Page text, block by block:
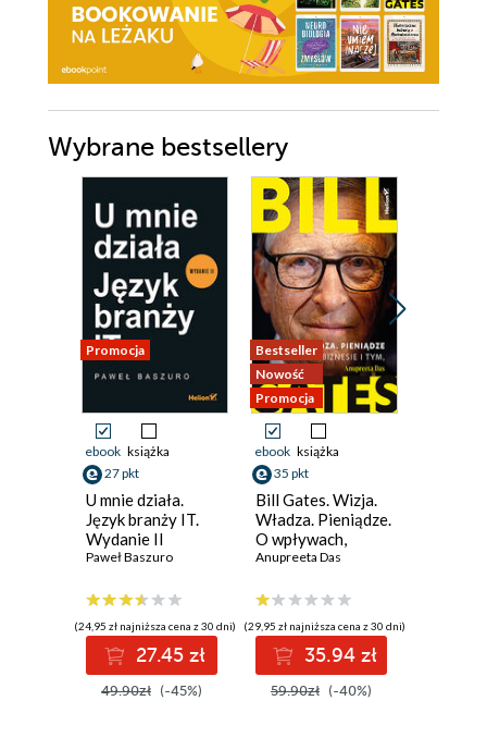
Wybrane bestsellery
Promocja
ebook książka
27 pkt
U mnie działa.
Język branży IT.
Wydanie II
Paweł Baszuro
(24,95 zł najniższa cena z 30 dni)
27.45 zł
49.90zł (-45%)
Bestseller
Nowość
Promocja
ebook książka
35 pkt
Bill Gates. Wizja.
Władza. Pieniądze.
O wpływach,
biznesie i tym, co
Anupreeta Das
(29,95 zł najniższa cena z 30 dni)
35.94 zł
59.90zł (-40%)